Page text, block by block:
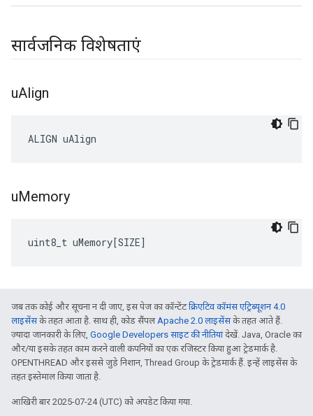
सार्वजनिक विशेषताएं
uAlign
ALIGN uAlign
uMemory
uint8_t uMemory[SIZE]
जब तक कोई और सूचना न दी जाए, इस पेज का कॉन्टेंटक्रिएटिव कॉमंस एट्रिब्यूशन 4.0
लाइसेंसके तहत आता है. साथ ही, कोड सैंपलApache 2.0 लाइसेंसके तहत आते हैं.
ज़्यादा जानकारी के लिए, Google Developers साइट की नीतियांदेखें. Java, Oracle का
और/या इसके तहत काम करने वाली कंपनियों का एक रजिस्टर किया हुआ ट्रेडमार्क है.
OPENTHREAD और इससे जुड़े निशान, Thread Group के ट्रेडमार्क हैं. इन्हें लाइसेंस के
तहत इस्तेमाल किया जाता है.
आखिरी बार 2025-07-24 (UTC) को अपडेट किया गया.